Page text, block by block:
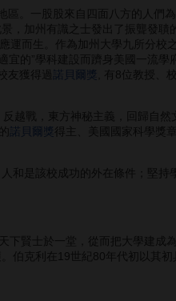
。一股股來自四面八方的人們為
，加州有識之士發出了振聾發聵
應運而生。作為加州大學九所分校
的”學科建設而躋身美國一流學
友獲得過 諾貝爾獎 , 有8位教授、
戰，東方神秘主義，回歸自然
諾貝爾獎
得主、美國國家科學獎
是該校成功的外在條件；堅持
士於一堂，從而把大學建成為
伯克利在19世紀80年代初以其